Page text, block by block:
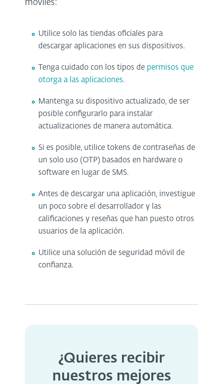
móviles:
Utilice solo las tiendas oficiales para
descargar aplicaciones en sus dispositivos.
Tenga cuidado con los tipos de permisos que
otorga a las aplicaciones.
Mantenga su dispositivo actualizado, de ser
posible configurarlo para instalar
actualizaciones de manera automática.
Si es posible, utilice tokens de contraseñas de
un solo uso (OTP) basados en hardware o
software en lugar de SMS.
Antes de descargar una aplicación, investigue
un poco sobre el desarrollador y las
calificaciones y reseñas que han puesto otros
usuarios de la aplicación.
Utilice una solución de seguridad móvil de
confianza.
¿Quieres recibir
nuestros mejores